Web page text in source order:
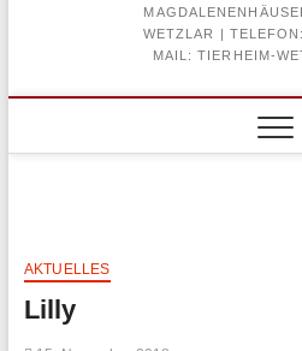
WETZLAR |
MAIL: TIERHEIM-
AKTUELLES
Lilly